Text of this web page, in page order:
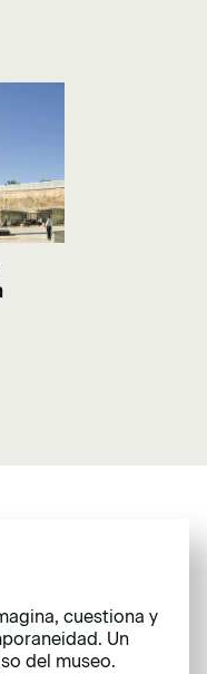
cuestiona y
Un
del museo.